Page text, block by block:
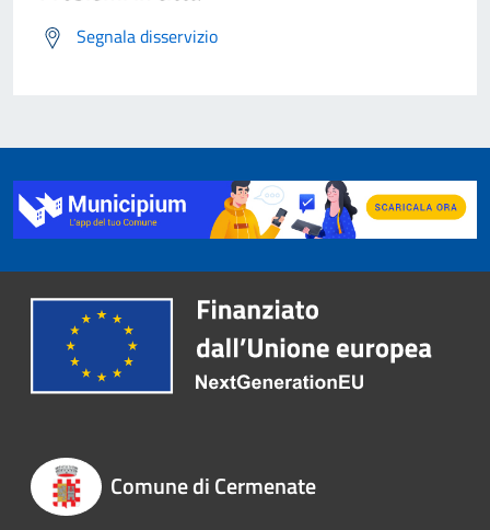
Segnala disservizio
Comune di Cermenate